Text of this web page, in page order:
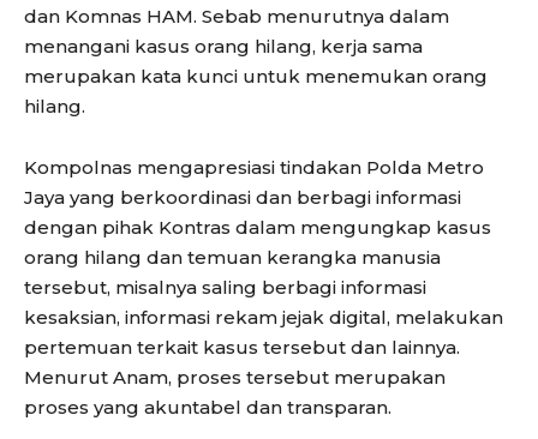
dan Komnas HAM. Sebab menurutnya dalam
menangani kasus orang hilang, kerja sama
merupakan kata kunci untuk menemukan orang
hilang.
Kompolnas mengapresiasi tindakan Polda Metro
Jaya yang berkoordinasi dan berbagi informasi
dengan pihak Kontras dalam mengungkap kasus
orang hilang dan temuan kerangka manusia
tersebut, misalnya saling berbagi informasi
kesaksian, informasi rekam jejak digital, melakukan
pertemuan terkait kasus tersebut dan lainnya.
Menurut Anam, proses tersebut merupakan
proses yang akuntabel dan transparan.